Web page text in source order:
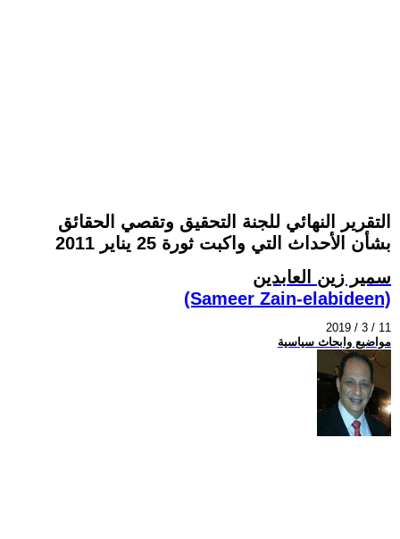
التقرير النهائي للجنة التحقيق وتقصي الحقائق
بشأن الأحداث التي واكبت ثورة 25 يناير 2011
سمير زين العابدين
(Sameer Zain-elabideen)
2019 / 3 / 11
مواضيع وابحاث سياسية